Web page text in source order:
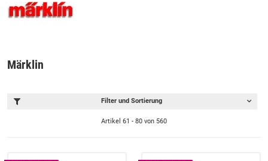
Märklin
Filter und Sortierung
Artikel 61 - 80 von 560